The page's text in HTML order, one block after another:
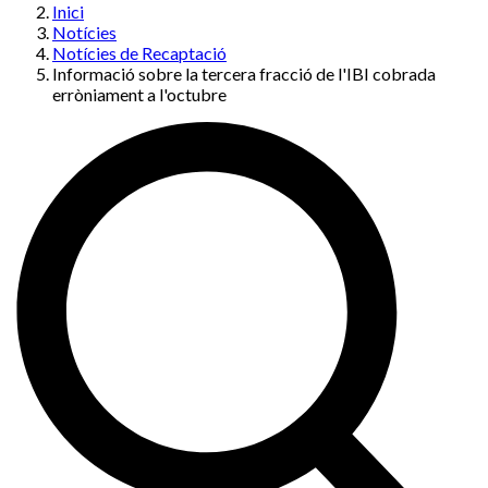
Inici
Notícies
Notícies de Recaptació
Informació sobre la tercera fracció de l'IBI cobrada
erròniament a l'octubre